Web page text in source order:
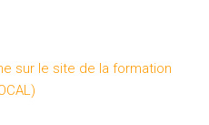
sur le site de la formation